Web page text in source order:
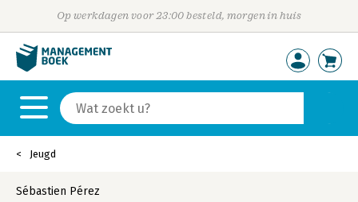
Op werkdagen voor 23:00 besteld, morgen in huis
Jeugd
Sébastien Pérez